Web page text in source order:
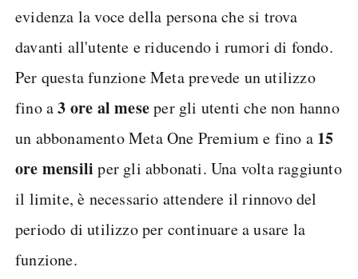
evidenza la voce della persona che si trova
davanti all'utente e riducendo i rumori di fondo.
Per questa funzione Meta prevede un utilizzo
fino a3 ore al meseper gli utenti che non hanno
un abbonamento Meta One Premium e fino a 15
ore mensili per gli abbonati. Una volta raggiunto
il limite, è necessario attendere il rinnovo del
periodo di utilizzo per continuare a usare la
funzione.